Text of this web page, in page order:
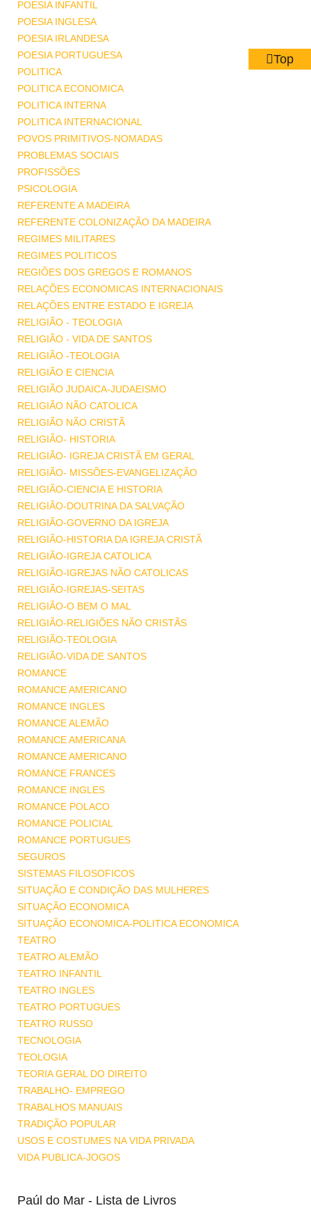
POESIA INFANTIL
POESIA INGLESA
POESIA IRLANDESA
POESIA PORTUGUESA
POLITICA
POLITICA ECONOMICA
POLITICA INTERNA
POLITICA INTERNACIONAL
POVOS PRIMITIVOS-NOMADAS
PROBLEMAS SOCIAIS
PROFISSÕES
PSICOLOGIA
REFERENTE A MADEIRA
REFERENTE COLONIZAÇÃO DA MADEIRA
REGIMES MILITARES
REGIMES POLITICOS
REGIÕES DOS GREGOS E ROMANOS
RELAÇÕES ECONOMICAS INTERNACIONAIS
RELAÇÕES ENTRE ESTADO E IGREJA
RELIGIÃO - TEOLOGIA
RELIGIÃO - VIDA DE SANTOS
RELIGIÃO -TEOLOGIA
RELIGIÃO E CIENCIA
RELIGIÃO JUDAICA-JUDAEISMO
RELIGIÃO NÃO CATOLICA
RELIGIÃO NÃO CRISTÃ
RELIGIÃO- HISTORIA
RELIGIÃO- IGREJA CRISTÃ EM GERAL
RELIGIÃO- MISSÕES-EVANGELIZAÇÃO
RELIGIÃO-CIENCIA E HISTORIA
RELIGIÃO-DOUTRINA DA SALVAÇÃO
RELIGIÃO-GOVERNO DA IGREJA
RELIGIÃO-HISTORIA DA IGREJA CRISTÃ
RELIGIÃO-IGREJA CATOLICA
RELIGIÃO-IGREJAS NÃO CATOLICAS
RELIGIÃO-IGREJAS-SEITAS
RELIGIÃO-O BEM O MAL
RELIGIÃO-RELIGIÕES NÃO CRISTÃS
RELIGIÃO-TEOLOGIA
RELIGIÃO-VIDA DE SANTOS
ROMANCE
ROMANCE AMERICANO
ROMANCE INGLES
ROMANCE ALEMÃO
ROMANCE AMERICANA
ROMANCE AMERICANO
ROMANCE FRANCES
ROMANCE INGLES
ROMANCE POLACO
ROMANCE POLICIAL
ROMANCE PORTUGUES
SEGUROS
SISTEMAS FILOSOFICOS
SITUAÇÃO E CONDIÇÃO DAS MULHERES
SITUAÇÃO ECONOMICA
SITUAÇÃO ECONOMICA-POLITICA ECONOMICA
TEATRO
TEATRO ALEMÃO
TEATRO INFANTIL
TEATRO INGLES
TEATRO PORTUGUES
TEATRO RUSSO
TECNOLOGIA
TEOLOGIA
TEORIA GERAL DO DIREITO
TRABALHO- EMPREGO
TRABALHOS MANUAIS
TRADIÇÃO POPULAR
USOS E COSTUMES NA VIDA PRIVADA
VIDA PUBLICA-JOGOS
Paúl do Mar - Lista de Livros
Top